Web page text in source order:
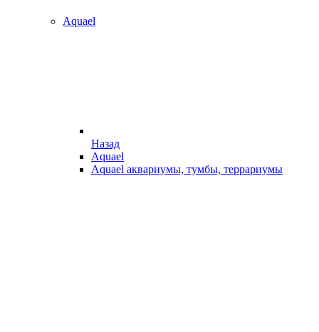
Aquael
Назад
Aquael
Aquael аквариумы, тумбы, террариумы